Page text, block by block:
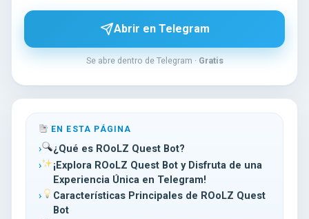
Abrir en Telegram
Se abre dentro de Telegram · Gratis
EN ESTA PÁGINA
¿Qué es ROoLZ Quest Bot?
¡Explora ROoLZ Quest Bot y Disfruta de una
Experiencia Única en Telegram!
Características Principales de ROoLZ Quest
Bot